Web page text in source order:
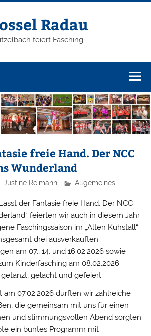
Radau
feiert Fasching
freie Hand. Der NCC
Wunderland
Justine Reimann Allgemeines
der Fantasie freie Hand. Der NCC
feierten wir auch in diesem Jahr
Faschingssaison im „Alten Kuhstall“
drei ausverkauften
am 07., 14. und 16.02.2026 sowie
Kinderfasching am 08.02.2026
gelacht und gefeiert.
am 07.02.2026 durften wir zahlreiche
die gemeinsam mit uns für einen
und stimmungsvollen Abend sorgten.
ein buntes Programm mit